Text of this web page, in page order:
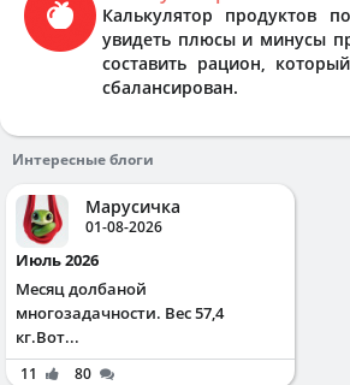
Калькулятор продуктов
увидеть плюсы и минусы
составить рацион,
сбалансирован.
Интересные блоги
Марусичка
01-08-2026
Июль 2026
Месяц долбаной
многозадачности. Вес 57,4
кг.Вот...
11 80